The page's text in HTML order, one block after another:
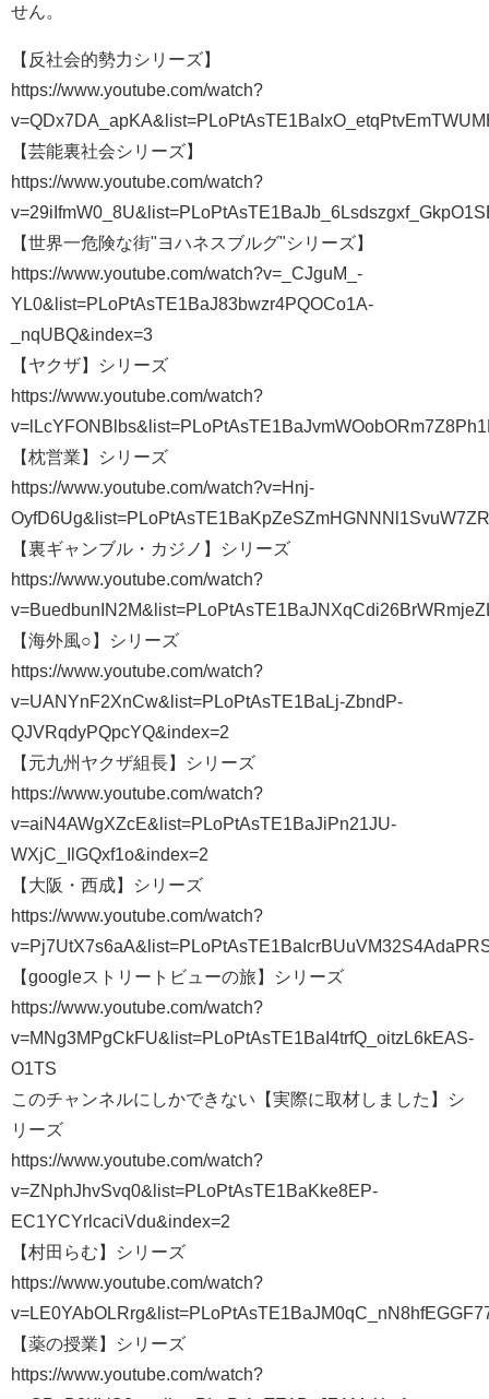
せん。
【反社会的勢力シリーズ】
https://www.youtube.com/watch?
【芸能裏社会シリーズ】
https://www.youtube.com/watch?
【世界一危険な街"ヨハネスブルグ"シリーズ】
https://www.youtube.com/watch?v=_CJguM_-
YL0&list=PLoPtAsTE1BaJ83bwzr4PQOCo1A-
_nqUBQ&index=3
【ヤクザ】シリーズ
https://www.youtube.com/watch?
【枕営業】シリーズ
https://www.youtube.com/watch?v=Hnj-
【裏ギャンブル・カジノ】シリーズ
https://www.youtube.com/watch?
【海外風○】シリーズ
https://www.youtube.com/watch?
v=UANYnF2XnCw&list=PLoPtAsTE1BaLj-ZbndP-
QJVRqdyPQpcYQ&index=2
【元九州ヤクザ組長】シリーズ
https://www.youtube.com/watch?
v=aiN4AWgXZcE&list=PLoPtAsTE1BaJiPn21JU-
WXjC_IlGQxf1o&index=2
【大阪・西成】シリーズ
https://www.youtube.com/watch?
【googleストリートビューの旅】シリーズ
https://www.youtube.com/watch?
v=MNg3MPgCkFU&list=PLoPtAsTE1BaI4trfQ_oitzL6kEAS-
O1TS
このチャンネルにしかできない【実際に取材しました】シ
リーズ
https://www.youtube.com/watch?
v=ZNphJhvSvq0&list=PLoPtAsTE1BaKke8EP-
EC1YCYrlcaciVdu&index=2
【村田らむ】シリーズ
https://www.youtube.com/watch?
【薬の授業】シリーズ
https://www.youtube.com/watch?